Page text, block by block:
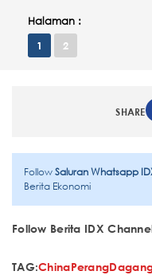
Halaman :
1 2
SHARE
FollowSaluran Whatsapp
Berita Ekonomi
Follow Berita IDX
TAG:ChinaPerang